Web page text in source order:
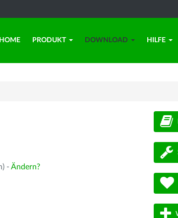
HOME PRODUKT DOWNLOAD HILFE
- Ändern?